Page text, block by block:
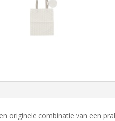
originele combinatie van een